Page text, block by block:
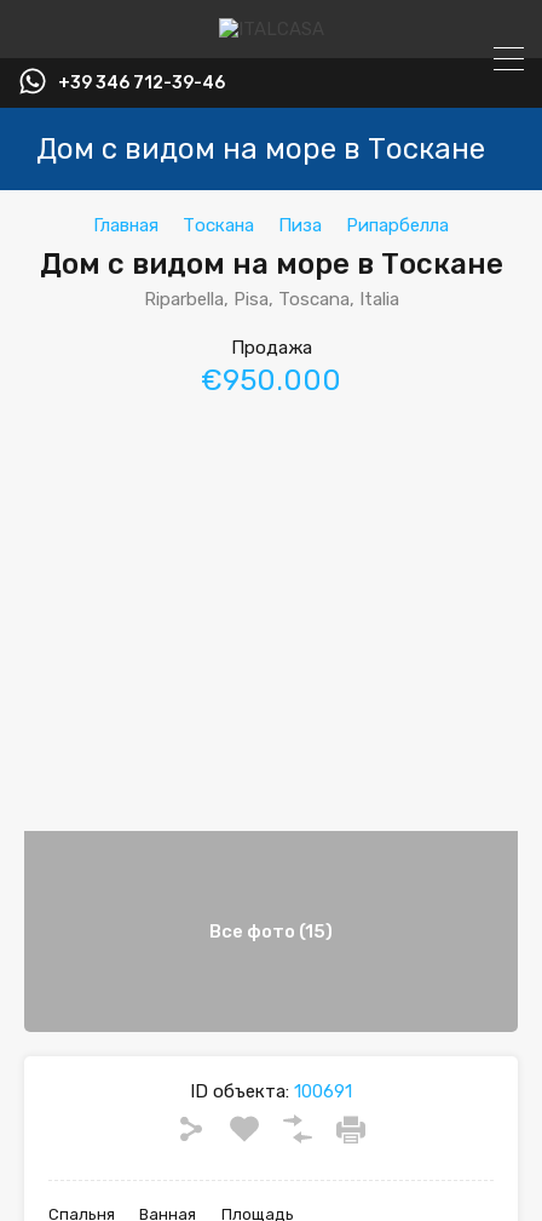
+39 346 712-39-46
Дом с видом на море в Тоскане
Главная Тоскана Пиза Рипарбелла
Дом с видом на море в Тоскане
Riparbella, Pisa, Toscana, Italia
Продажа
€950.000
Все фото (15)
ID объекта: 100691
Спальня Ванная Площадь